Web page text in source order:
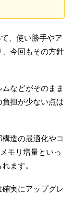
、使い勝手やア
今回もその方針
などがそのまま
担が少ない点は
造の最適化やコ
モリ増量といっ
ます。
実にアップグレ